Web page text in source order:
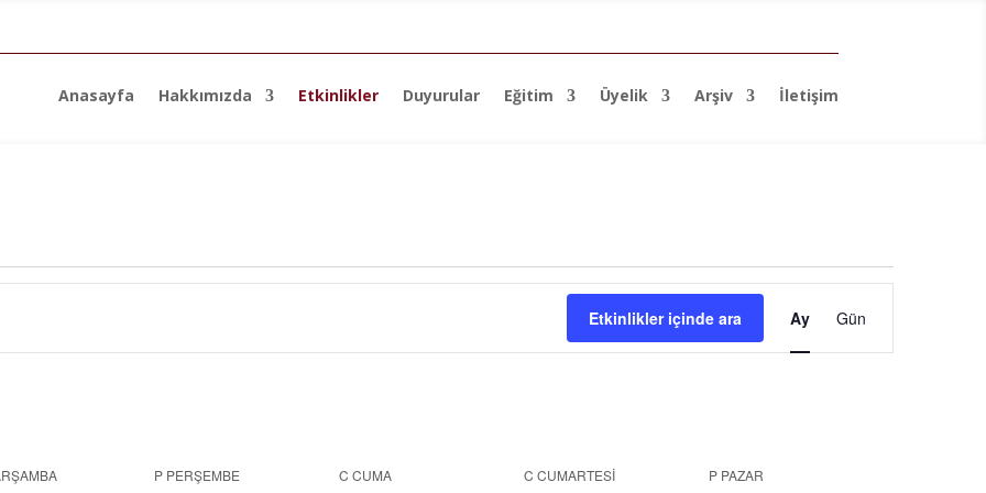
Anasayfa Hakkımızda Etkinlikler Duyurular Eğitim Üyelik Arşiv İletişim
Etkinlikler içinde ara
Etkinlik
gezinme
Ay Gün
P PERŞEMBE C CUMA C CUMARTESI P PAZAR